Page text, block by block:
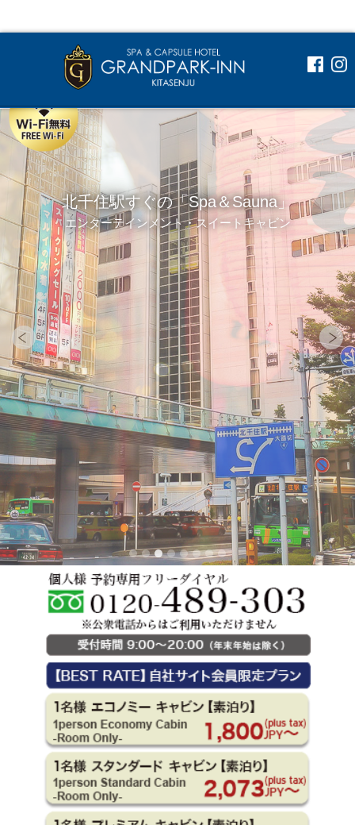
北千住駅すぐの「Spa＆Sauna」
エンターテインメント・スイートキャビン